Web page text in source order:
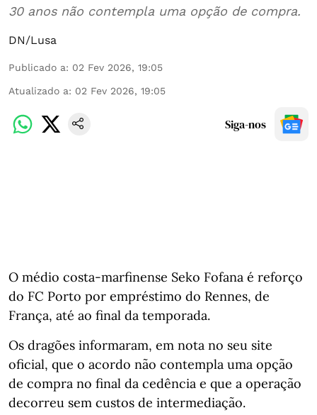
30 anos não contempla uma opção de compra.
DN/Lusa
Publicado a: 02 Fev 2026, 19:05
Atualizado a: 02 Fev 2026, 19:05
Siga-nos
O médio costa-marfinense Seko Fofana é reforço
do FC Porto por empréstimo do Rennes, de
França, até ao final da temporada.
Os dragões informaram, em nota no seu site
oficial, que o acordo não contempla uma opção
de compra no final da cedência e que a operação
decorreu sem custos de intermediação.